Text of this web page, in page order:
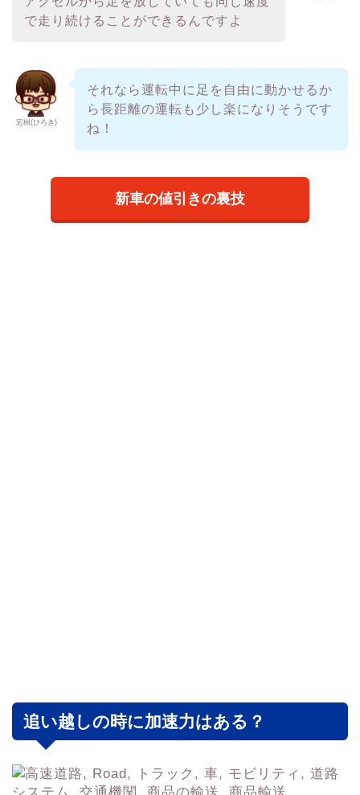
で走り続けることができるんですよ
宏樹(ひろき)
それなら運転中に足を自由に動かせるか
ら長距離の運転も少し楽になりそうです
ね！
新車の値引きの裏技
追い越しの時に加速力はある？